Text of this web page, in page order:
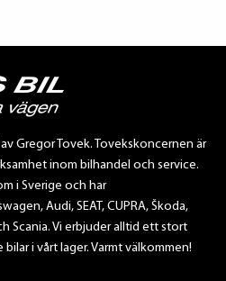
av Gregor Tovek. Tovekskoncernen är
inom bilhandel och service.
i Sverige och har
Audi, SEAT, CUPRA, Škoda,
Scania. Vi erbjuder alltid ett stort
i vårt lager. Varmt välkommen!